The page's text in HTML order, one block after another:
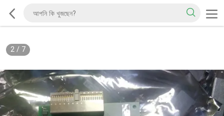
2/ 7